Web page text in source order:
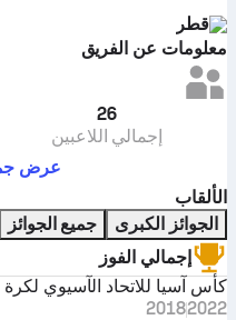
قطر
معلومات عن الفريق
26
إجمالي اللاعبين
عرض
الألقاب
الجوائز الكبرى
جميع الجوائز
إجمالي الفوز
كأس آسيا للاتحاد الآسيوي لكرة
2022
2018